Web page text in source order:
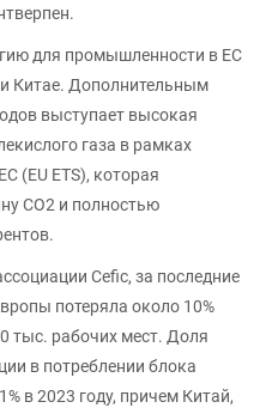
для промышленности в ЕС
Китае. Дополнительным
выступает высокая
газа в рамках
(EU ETS), которая
CO2 и полностью
Cefic, за последние
потеряла около 10%
тыс. рабочих мест. Доля
в потреблении блока
в 2023 году, причем Китай,